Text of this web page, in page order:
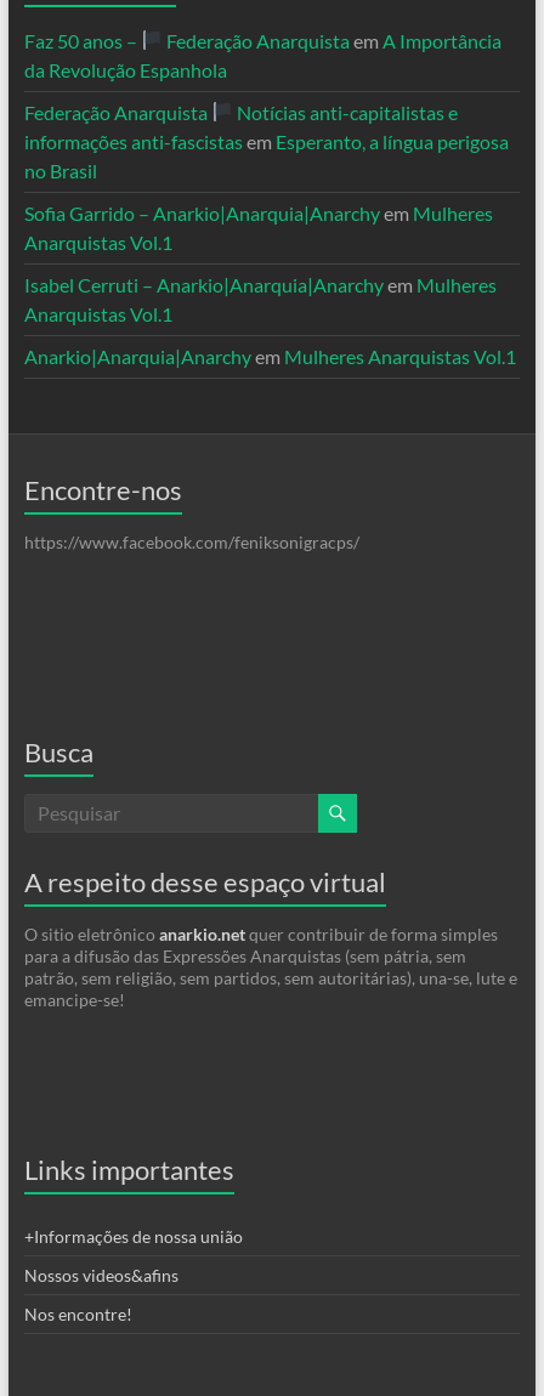
Faz 50 anos – Federação Anarquista em A Importância
da Revolução Espanhola
Federação Anarquista
Notícias anti-capitalistas e
informações anti-fascistasem Esperanto, a língua perigosa
no Brasil
Sofia Garrido – Anarkio|Anarquia|Anarchyem Mulheres
Anarquistas Vol.1
Isabel Cerruti – Anarkio|Anarquia|Anarchyem Mulheres
Anarquistas Vol.1
Anarkio|Anarquia|Anarchyem Mulheres Anarquistas Vol.1
Encontre-nos
https://www.facebook.com/feniksonigracps/
Busca
A respeito desse espaço virtual
O sitio eletrônico anarkio.netquer contribuir de forma simples
para a difusão das Expressões Anarquistas (sem pátria, sem
patrão, sem religião, sem partidos, sem autoritárias), una-se, lute e
emancipe-se!
Links importantes
+Informações de nossa união
Nossos videos&afins
Nos encontre!